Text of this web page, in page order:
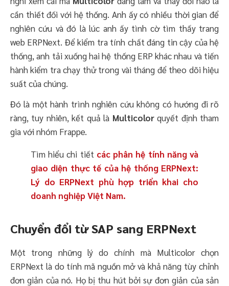
cần thiết đối với hệ thống. Anh ấy có nhiều thời gian để
nghiên cứu và đó là lúc anh ấy tình cờ tìm thấy trang
web ERPNext. Để kiểm tra tính chất đáng tin cậy của hệ
thống, anh tải xuống hai hệ thống ERP khác nhau và tiến
hành kiểm tra chạy thử trong vài tháng để theo dõi hiệu
suất của chúng.
Đó là một hành trình nghiên cứu không có hướng đi rõ
ràng, tuy nhiên, kết quả là Multicolorquyết định tham
gia với nhóm Frappe.
Tìm hiểu chi tiết các phân hệ tính năng và
giao diện thực tế của hệ thống ERPNext:
Lý do ERPNext phù hợp triển khai cho
doanh nghiệp Việt Nam.
Chuyển đổi từ SAP sang ERPNext
Một trong những lý do chính mà Multicolor chọn
ERPNext là do tính mã nguồn mở và khả năng tùy chỉnh
đơn giản của nó. Họ bị thu hút bởi sự đơn giản của sản